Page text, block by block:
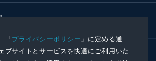
「プライバシーポリシー 」に定める通
ブサイトとサービスを快適にご利用いた